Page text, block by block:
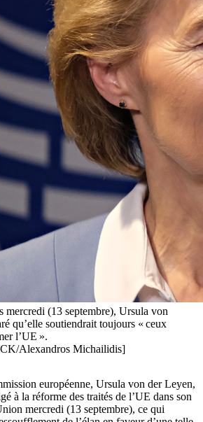
mercredi (13 septembre), Ursula von
qu’elle soutiendrait toujours « ceux
l’UE ».
Alexandros Michailidis]
européenne, Ursula von der Leyen,
à la réforme des traités de l’UE dans son
mercredi (13 septembre), ce qui